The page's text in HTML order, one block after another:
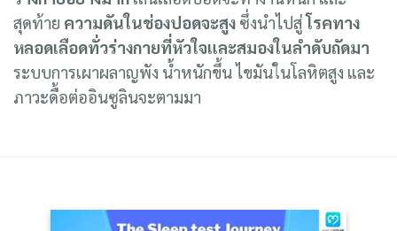
อย่างต่อเนื่องเป็นระยะเวลานาน จะเกิดผลเสียกับ
ร่างกายอย่างมาก
เส้นเลือดปอดจะทำงานหนัก และ
ความดันในช่องปอดจะสูงซึ่งนำไปสู่ โรคทาง
หลอดเลือดทั่วร่างกายที่หัวใจและสมองในลำดับถัดมา
ระบบการเผาผลาญพัง น้ำหนักขึ้น ไขมันในโลหิตสูง และ